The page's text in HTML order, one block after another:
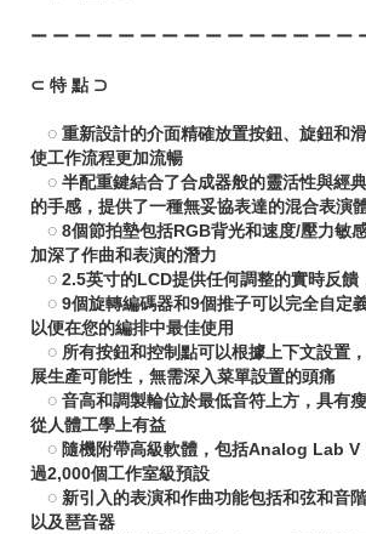
ー ー ー ー ー ー ー ー ー ー ー ー ー ー ー
⊂ 特 點 ⊃
◌ 重新設計的介面精確放置按鈕、旋鈕和滑
使工作流程更加流暢
◌ 半配重鍵結合了合成器般的靈活性與經
的手感，提供了一種無妥協表達的混合表演
◌ 8個節拍墊包括RGB背光和速度/壓力敏感
加深了作曲和表演的潛力
◌ 2.5英寸的LCD提供任何調整的實時反饋
◌ 9個旋轉編碼器和9個推子可以完全自定
以便在您的編排中最佳使用
◌ 所有按鈕和控制點可以根據上下文設置
展生產可能性，無需深入菜單設置的頭痛
◌ 音高和調製輪位於最低音符上方，具有瘦
從人體工學上有益
◌ 隨機附帶高級軟體，包括Analog Lab V
過2,000個工作室級預設
◌ 新引入的表演和作曲功能包括和弦和音階
以及琶音器